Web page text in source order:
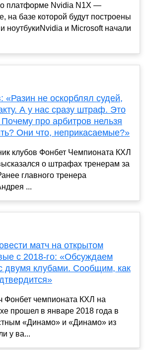
о платформе Nvidia N1X —
на базе которой будут построены
ноутбукиNvidia и Microsoft начали
«Разин не оскорблял судей,
А у нас сразу штраф. Это
про арбитров нельзя
Они что, неприкасаемые?»
клубов Фонбет Чемпионата КХЛ
о штрафах тренерам за
главного тренера
...
матч на открытом
с 2018-го: «Обсуждаем
двумя клубами. Сообщим, как
Фонбет чемпионата КХЛ на
прошел в январе 2018 года в
«Динамо» и «Динамо» из
у ва...